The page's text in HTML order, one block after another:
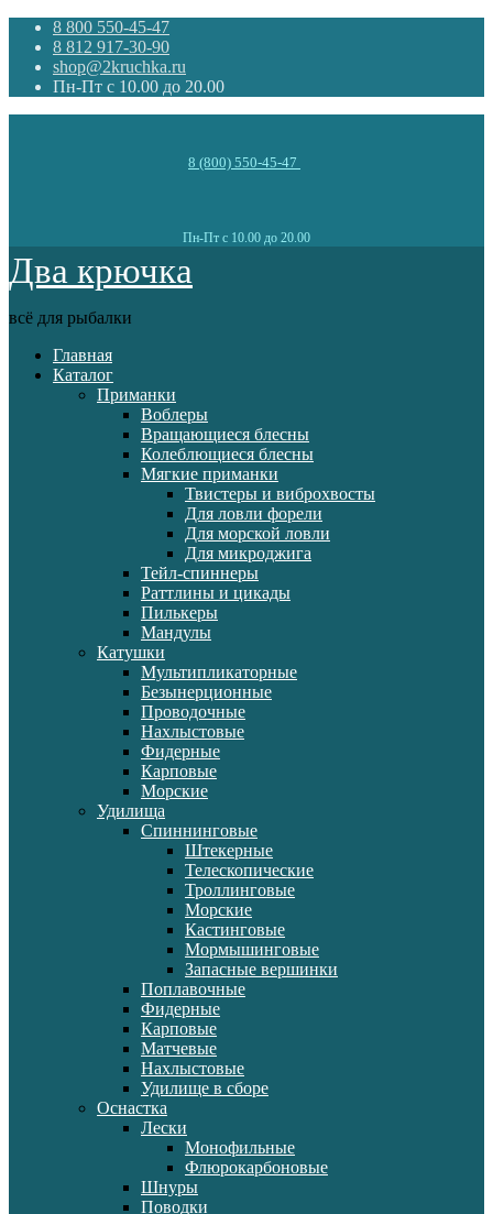
8 800 550-45-47
8 812 917-30-90
shop@2kruchka.ru
Пн-Пт с 10.00 до 20.00
8 (800) 550-45-47
Пн-Пт с 10.00 до 20.00
Два крючка
всё для рыбалки
Главная
Каталог
Приманки
Воблеры
Вращающиеся блесны
Колеблющиеся блесны
Мягкие приманки
Твистеры и виброхвосты
Для ловли форели
Для морской ловли
Для микроджига
Тейл-спиннеры
Раттлины и цикады
Пилькеры
Мандулы
Катушки
Мультипликаторные
Безынерционные
Проводочные
Нахлыстовые
Фидерные
Карповые
Морские
Удилища
Спиннинговые
Штекерные
Телескопические
Троллинговые
Морские
Кастинговые
Мормышинговые
Запасные вершинки
Поплавочные
Фидерные
Карповые
Матчевые
Нахлыстовые
Удилище в сборе
Оснастка
Лески
Монофильные
Флюрокарбоновые
Шнуры
Поводки